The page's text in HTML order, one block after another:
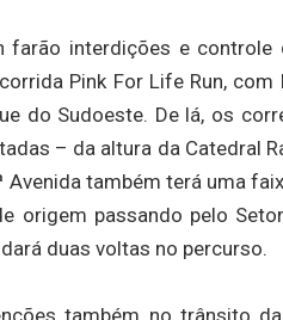
farão interdições e controle
Pink For Life Run, com
do Sudoeste. De lá, os
– da altura da Catedral
também terá uma
origem passando pelo
duas voltas no percurso.
também no trânsito